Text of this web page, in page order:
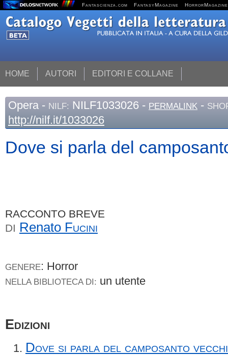
Fantascienza.com FantasyMagazine HorrorMagazine
HOME AUTORI EDITORI E COLLANE
Opera - NILF: NILF1033026 - PERMALINK -
http://nilf.it/1033026
Dove si parla del
RACCONTO BREVE
DI Renato Fucini
GENERE: Horror
NELLA BIBLIOTECA DI: un utente
Edizioni
Dove si parla del camposanto